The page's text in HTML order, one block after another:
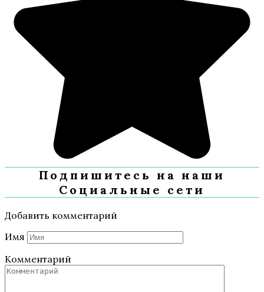
Подпишитесь на наши
Социальные сети
Добавить комментарий
Имя
Комментарий